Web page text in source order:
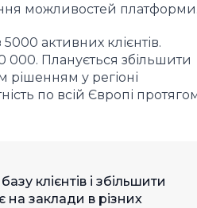
можливостей платформи.
активних клієнтів.
000. Планується збільшити
рішенням у регіоні
по всій Європі
клієнтів і збільшити
на заклади в різних